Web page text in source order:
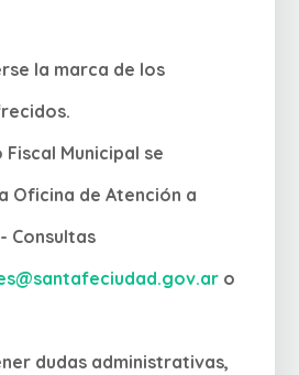
la marca de los
Municipal se
Oficina de Atención a
Consultas
o
dudas administrativas,